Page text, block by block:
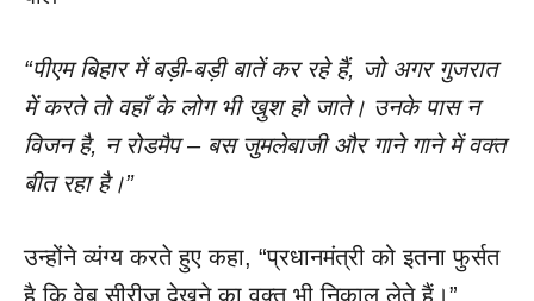
“पीएम बिहार में बड़ी-बड़ी बातें कर रहे हैं, जो अगर गुजरात
में करते तो वहाँ के लोग भी खुश हो जाते। उनके पास न
विजन है, न रोडमैप – बस जुमलेबाजी और गाने गाने में वक्त
बीत रहा है।”
उन्होंने व्यंग्य करते हुए कहा, “प्रधानमंत्री को इतना फुर्सत
है कि वेब सीरीज़ देखने का वक्त भी निकाल लेते हैं।”